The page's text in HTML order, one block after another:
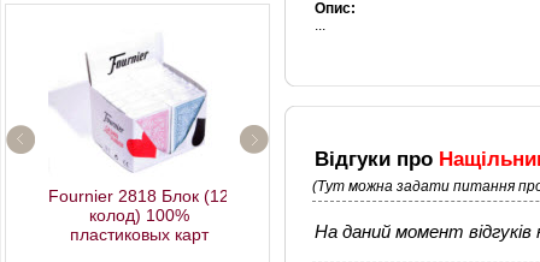
Fournier 2818 Блок (12
колод) 100%
пластиковых карт
Профессиональный
Опис:
...
Відгуки про
(Тут можна задати питання
На даний момент відгуків